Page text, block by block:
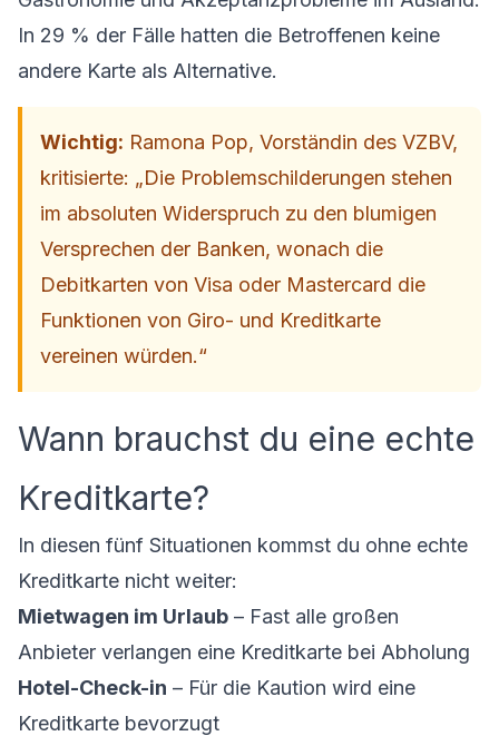
In 29 % der Fälle hatten die Betroffenen keine
andere Karte als Alternative.
Wichtig: Ramona Pop, Vorständin des VZBV,
kritisierte: „Die Problemschilderungen stehen
im absoluten Widerspruch zu den blumigen
Versprechen der Banken, wonach die
Debitkarten von Visa oder Mastercard die
Funktionen von Giro- und Kreditkarte
vereinen würden.“
Wann brauchst du eine echte
Kreditkarte?
In diesen fünf Situationen kommst du ohne echte
Kreditkarte nicht weiter:
Mietwagen im Urlaub – Fast alle großen
Anbieter verlangen eine Kreditkarte bei Abholung
Hotel-Check-in – Für die Kaution wird eine
Kreditkarte bevorzugt